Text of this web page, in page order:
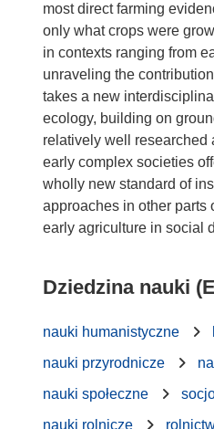
most direct farming
only what crops were
in contexts ranging from
unraveling the
takes a new
ecology, building on
relatively well researched
early complex societies
wholly new standard of
approaches in other parts
Dziedzina nauki
nauki humanistyczne
nauki przyrodnicze
nauki społeczne
nauki rolnicze